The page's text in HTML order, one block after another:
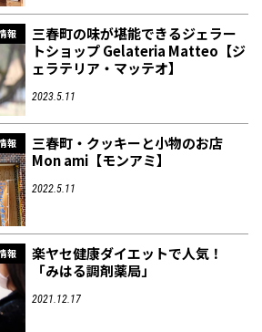
わんぱく 福島ローカルグル
メ
アジア・エスニッ
体験 名所
鍼灸・整体・リラ
クゼーション
まつ毛サロン
温活・サウナ
食品・酒 生活を彩るモノ
保育園・こども園 子どもの習い事・
塾
報
三春町の味が堪能できるジェラー
トショップ Gelateria Matteo【ジ
ェラテリア・マッテオ】
2023.5.11
報
三春町・クッキーと小物のお店
Mon ami【モンアミ】
2022.5.11
報
楽ヤセ健康ダイエットで人気！
「みはる調剤薬局」
2021.12.17